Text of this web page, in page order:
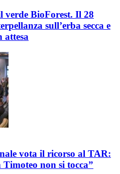
BioForest. Il 28
sull’erba secca e
attesa
vota il ricorso al TAR:
Timoteo non si tocca”